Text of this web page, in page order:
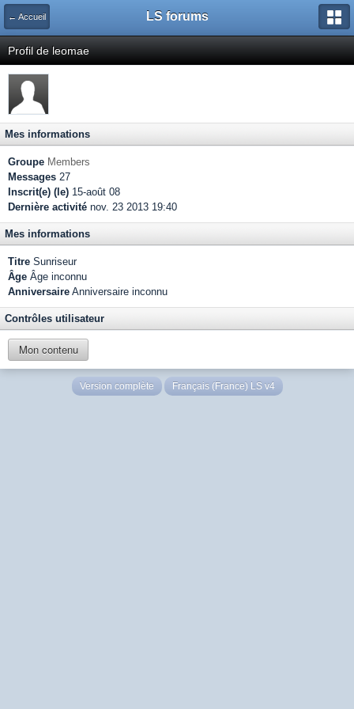
← Accueil LS forums
Profil de leomae
Mes informations
Groupe Members
Messages 27
Inscrit(e) (le) 15-août 08
Dernière activité nov. 23 2013 19:40
Mes informations
Titre Sunriseur
Âge Âge inconnu
Anniversaire Anniversaire inconnu
Contrôles utilisateur
Mon contenu
Version complète Français (France) LS v4